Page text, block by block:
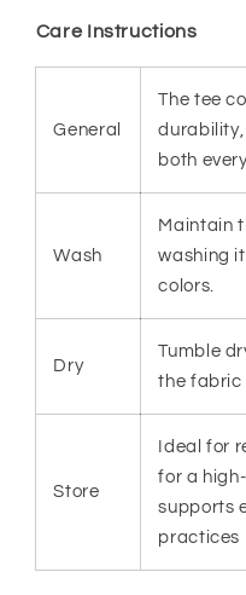
Care Instructions
General
The tee
both
Wash
Maintain
washing
colors.
Dry
Tumble
the fabric
Store
Ideal for
for a
supports
practices